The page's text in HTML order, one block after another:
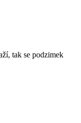
tak se podzimek